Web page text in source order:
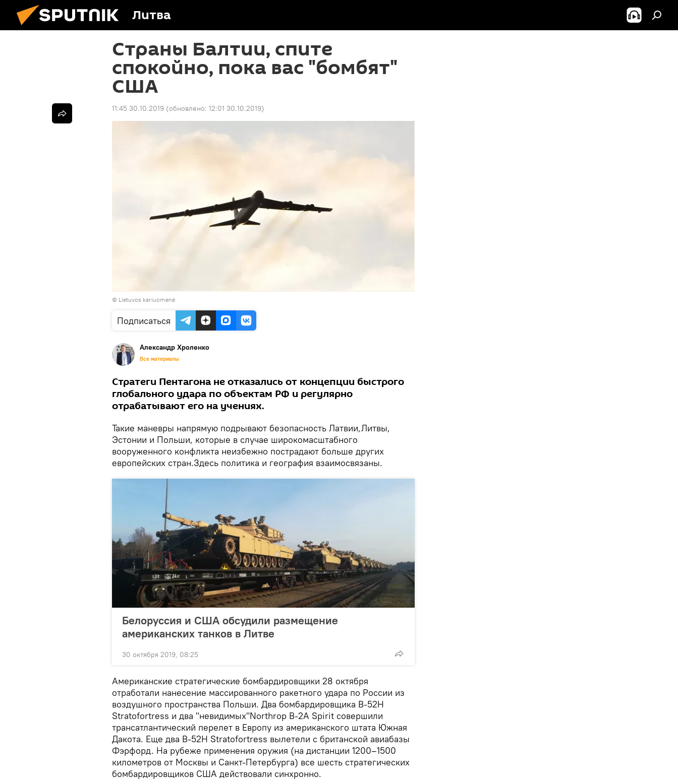
Литва
Страны Балтии, спите
спокойно, пока вас "бомбят"
США
11:45 30.10.2019 (обновлено: 12:01 30.10.2019)
© Lietuvos kariuomenė
Подписаться
Александр Хроленко
Все материалы
Стратеги Пентагона не отказались от концепции быстрого
глобального удара по объектам РФ и регулярно
отрабатывают его на учениях.
Такие маневры напрямую подрывают безопасность Латвии,Литвы,
Эстонии и Польши, которые в случае широкомасштабного
вооруженного конфликта неизбежно пострадают больше других
европейских стран.Здесь политика и география взаимосвязаны.
Белоруссия и США обсудили размещение
американских танков в Литве
30 октября 2019, 08:25
Американские стратегические бомбардировщики 28 октября
отработали нанесение массированного ракетного удара по России из
воздушного пространства Польши. Два бомбардировщика В-52Н
Stratofortress и два "невидимых"Northrop B-2А Spirit совершили
трансатлантический перелет в Европу из американского штата Южная
Дакота. Еще два В-52Н Stratofortress вылетели с британской авиабазы
Фэрфорд. На рубеже применения оружия (на дистанции 1200–1500
километров от Москвы и Санкт-Петербурга) все шесть стратегических
бомбардировщиков США действовали синхронно.